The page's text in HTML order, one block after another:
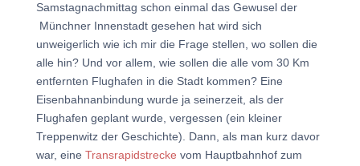
Samstagnachmittag schon einmal das Gewusel der
Münchner Innenstadt gesehen hat wird sich
unweigerlich wie ich mir die Frage stellen, wo sollen die
alle hin? Und vor allem, wie sollen die alle vom 30 Km
entfernten Flughafen in die Stadt kommen? Eine
Eisenbahnanbindung wurde ja seinerzeit, als der
Flughafen geplant wurde, vergessen (ein kleiner
Treppenwitz der Geschichte). Dann, als man kurz davor
war, eine Transrapidstrecke vom Hauptbahnhof zum